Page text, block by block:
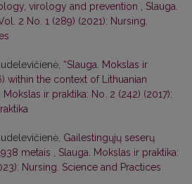
virology and prevention , Slauga.
2 No. 1 (289) (2021): Nursing.
“Slauga. Mokslas ir
within the context of Lithuanian
Mokslas ir praktika: No. 2 (242) (2017):
Gailestingųjų seserų
metais , Slauga. Mokslas ir praktika:
Nursing. Science and Practices